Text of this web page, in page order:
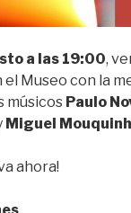
a las 19:00,
Museo con la
músicos Paulo
Miguel
ahora!